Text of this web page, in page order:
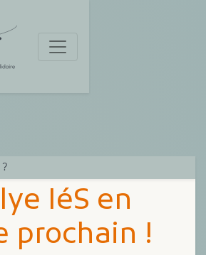
IéS en
prochain !